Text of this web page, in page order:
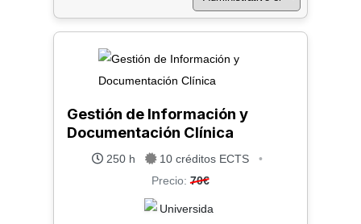
Gestión de Información y
Documentación Clínica
250 h 10 créditos ECTS
•
Precio: 70€